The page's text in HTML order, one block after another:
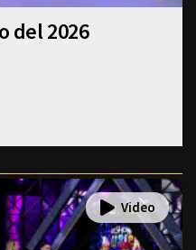
del 2026